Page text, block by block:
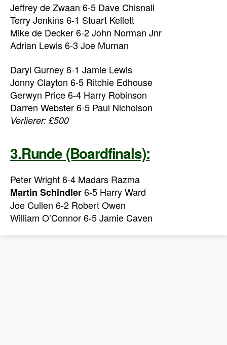
Jeffrey de Zwaan 6-5 Dave Chisnall
Terry Jenkins 6-1 Stuart Kellett
Mike de Decker 6-2 John Norman Jnr
Adrian Lewis 6-3 Joe Murnan
Daryl Gurney 6-1 Jamie Lewis
Jonny Clayton 6-5 Ritchie Edhouse
Gerwyn Price 6-4 Harry Robinson
Darren Webster 6-5 Paul Nicholson
Verlierer: £500
3.Runde (Boardfinals):
Peter Wright 6-4 Madars Razma
Martin Schindler6-5 Harry Ward
Joe Cullen 6-2 Robert Owen
William O’Connor 6-5 Jamie Caven